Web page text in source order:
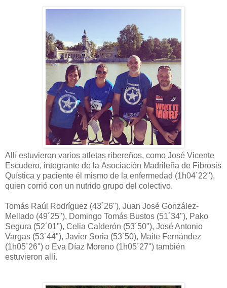
Allí estuvieron varios atletas ribereños, como José Vicente
Escudero, integrante de la Asociación Madrileña de Fibrosis
Quística y paciente él mismo de la enfermedad (1h04´22"),
quien corrió con un nutrido grupo del colectivo.
Tomás Raúl Rodríguez (43´26"), Juan José González-
Mellado (49´25"), Domingo Tomás Bustos (51´34"), Pako
Segura (52´01"), Celia Calderón (53´50"), José Antonio
Vargas (53´44"), Javier Soria (53´50), Maite Fernández
(1h05´26") o Eva Díaz Moreno (1h05´27") también
estuvieron allí.